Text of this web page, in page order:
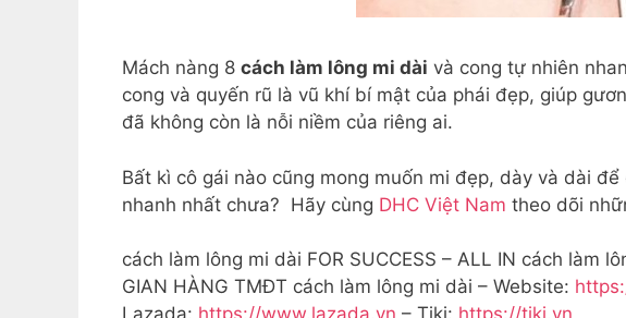
Mách nàng 8 cách làm lông mi dài và cong tự nhiên
cong và quyến rũ là vũ khí bí mật của phái đẹp, giúp
đã không còn là nỗi niềm của riêng ai.
Bất kì cô gái nào cũng mong muốn mi đẹp, dày và dài
nhanh nhất chưa? Hãy cùng DHC Việt Nam theo dõi
cách làm lông mi dài FOR SUCCESS – ALL IN cách làm
GIAN HÀNG TMĐT cách làm lông mi dài – Website: